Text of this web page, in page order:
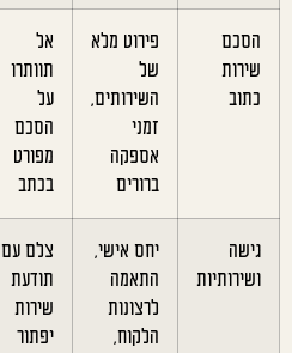
הסכם
שירות
כתוב
פירוט מלא
של
השירותים,
זמני
אספקה
ברורים
אל
תוותרו
על
הסכם
מפורט
בכתב
גישה
ושירותיות
יחס אישי,
התאמה
לרצונות
הלקוח,
צלם עם
תודעת
שירות
יפתור